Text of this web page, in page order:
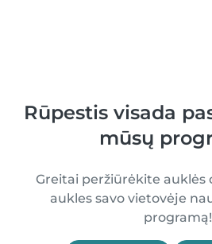
Rūpestis visada
mūsų
Greitai peržiūrėkite auklės
aukles savo vietovėje
programą!